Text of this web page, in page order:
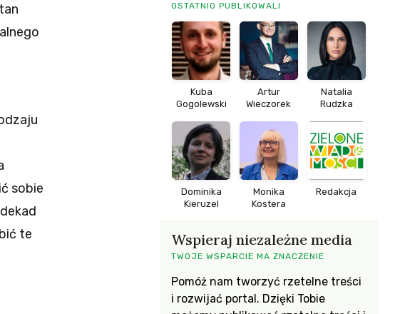
sobie
te
OSTATNIO PUBLIKOWALI
Kuba
Gogolewski
Artur
Wieczorek
Natalia
Rudzka
Dominika
Kieruzel
Monika
Kostera
Redakcja
Wspieraj niezależne media
TWOJE WSPARCIE MA ZNACZENIE
Pomóż nam tworzyć rzetelne treści
i rozwijać portal. Dzięki Tobie